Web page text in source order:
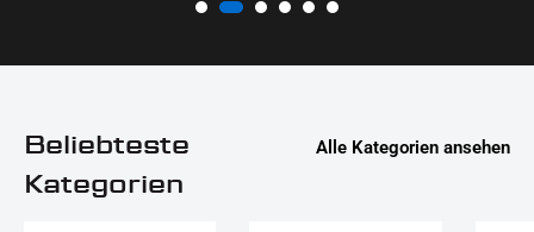
Beliebteste
Kategorien
Alle Kategorien ansehen